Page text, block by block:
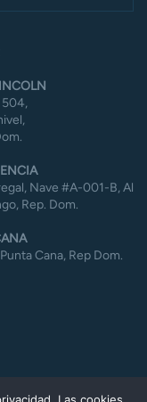
504,
Nave #A-001-B, Al
Rep. Dom.
Cana, Rep Dom.
Las cookies